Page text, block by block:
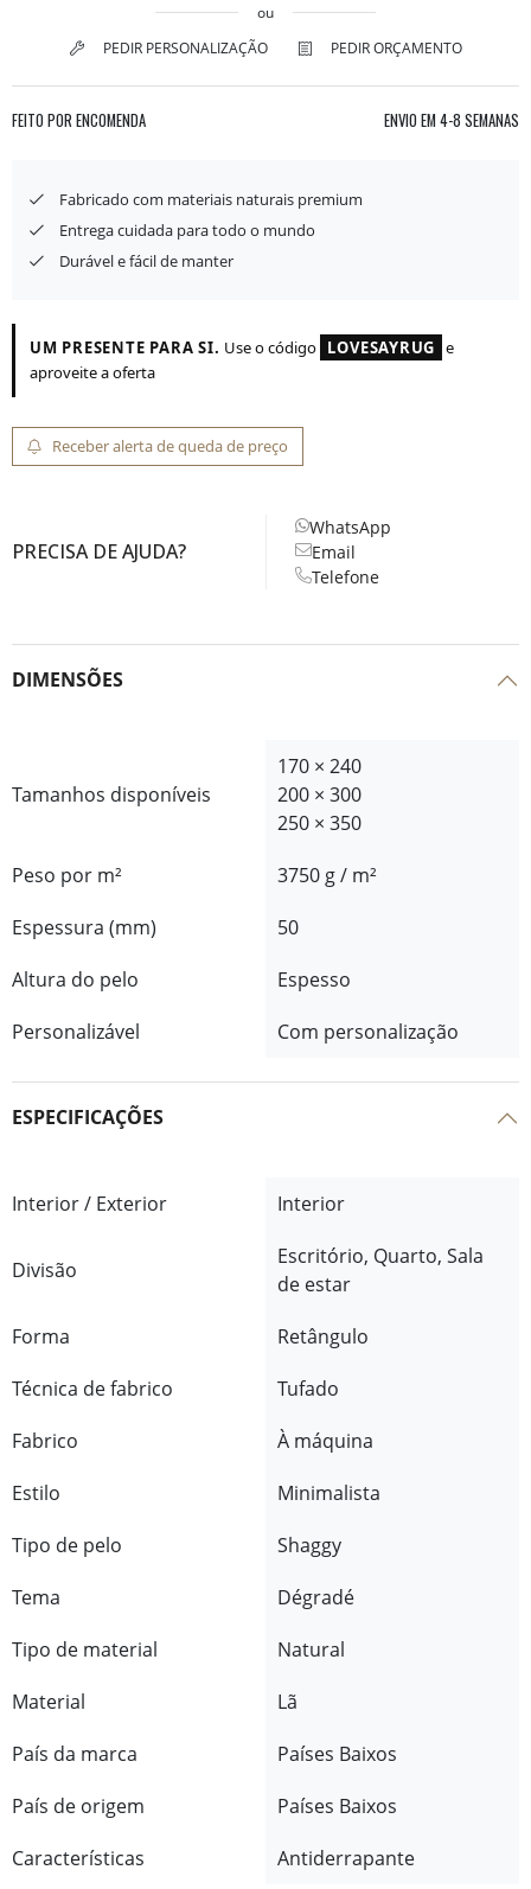
ou
PEDIR PERSONALIZAÇÃO
PEDIR ORÇAMENTO
FEITO POR ENCOMENDA ENVIO EM 4-8 SEMANAS
Fabricado com materiais naturais premium
Entrega cuidada para todo o mundo
Durável e fácil de manter
UM PRESENTE PARA SI. Use o código LOVESAYRUG e
aproveite a oferta
Receber alerta de queda de preço
PRECISA DE AJUDA?
WhatsApp
Email
Telefone
DIMENSÕES
Tamanhos disponíveis
170 × 240
200 × 300
250 × 350
Peso por m²
3750 g / m²
Espessura (mm)
50
Altura do pelo
Espesso
Personalizável
Com personalização
ESPECIFICAÇÕES
Interior / Exterior Interior
Divisão
Escritório, Quarto, Sala
de estar
Forma
Retângulo
Técnica de fabrico
Tufado
Fabrico
À máquina
Estilo
Minimalista
Tipo de pelo
Shaggy
Tema
Dégradé
Tipo de material
Natural
Material
Lã
País da marca
Países Baixos
País de origem
Países Baixos
Características
Antiderrapante